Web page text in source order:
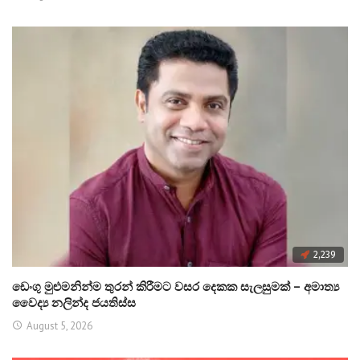
2,239
ඩෙංගු මුළුමනින්ම තුරන් කිරීමට වසර දෙකක සැලසුමක් – අමාත්‍ය
වෛද්‍ය නලින්ද ජයතිස්ස
August 5, 2026